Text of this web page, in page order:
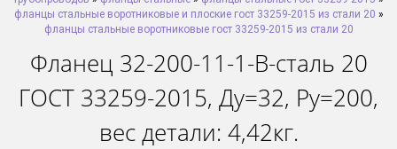
фланцы стальные воротниковые и плоские гост 33259-2015 из стали 20 »
фланцы стальные воротниковые гост 33259-2015 из стали 20
Фланец 32-200-11-1-B-сталь 20
ГОСТ 33259-2015, Ду=32, Ру=200,
вес детали: 4,42кг.